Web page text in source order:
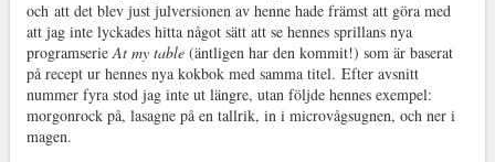
och att det blev just julversionen av henne hade främst att göra med
att jag inte lyckades hitta något sätt att se hennes sprillans nya
programserieAt my table (äntligen har den kommit!) som är baserat
på recept ur hennes nya kokbok med samma titel. Efter avsnitt
nummer fyra stod jag inte ut längre, utan följde hennes exempel:
morgonrock på, lasagne på en tallrik, in i microvågsugnen, och ner i
magen.